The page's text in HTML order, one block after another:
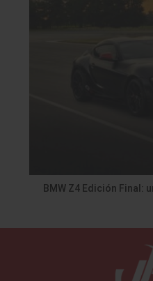
BMW Z4 Edición Final: